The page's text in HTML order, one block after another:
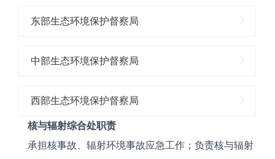
东部生态环境保护督察局
中部生态环境保护督察局
西部生态环境保护督察局
核与辐射综合处职责
承担核事故、辐射环境事故应急工作；负责核与辐射